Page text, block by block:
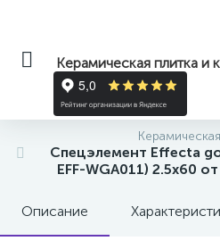
Керамическая плитка и
Спецэлемент Effecta
EFF-WGA011) 2.5x60
Описание